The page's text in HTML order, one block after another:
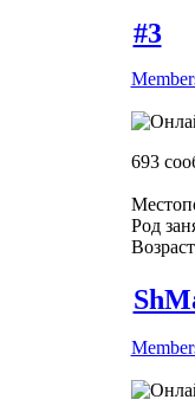
#3
693
Род